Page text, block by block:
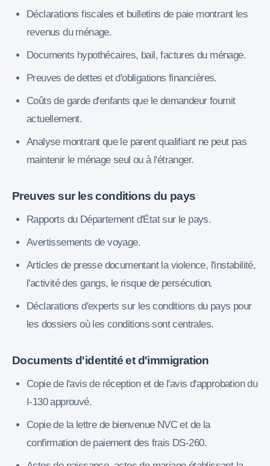
Déclarations fiscales et bulletins de paie montrant les
revenus du ménage.
Documents hypothécaires, bail, factures du ménage.
Preuves de dettes et d'obligations financières.
Coûts de garde d'enfants que le demandeur fournit
actuellement.
Analyse montrant que le parent qualifiant ne peut pas
maintenir le ménage seul ou à l'étranger.
Preuves sur les conditions du pays
Rapports du Département d'État sur le pays.
Avertissements de voyage.
Articles de presse documentant la violence, l'instabilité,
l'activité des gangs, le risque de persécution.
Déclarations d'experts sur les conditions du pays pour
les dossiers où les conditions sont centrales.
Documents d'identité et d'immigration
Copie de l'avis de réception et de l'avis d'approbation du
I-130 approuvé.
Copie de la lettre de bienvenue NVC et de la
confirmation de paiement des frais DS-260.